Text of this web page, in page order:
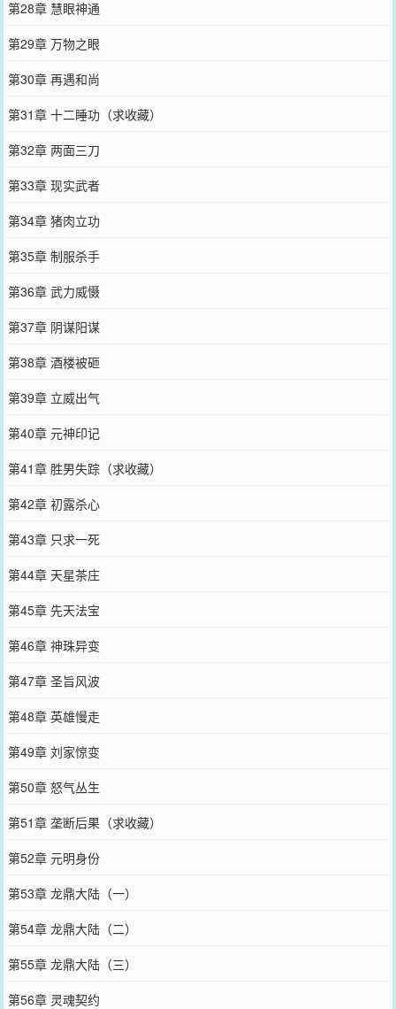
第28章 慧眼神通
第29章 万物之眼
第30章 再遇和尚
第31章 十二睡功（求收藏）
第32章 两面三刀
第33章 现实武者
第34章 猪肉立功
第35章 制服杀手
第36章 武力威慑
第37章 阴谋阳谋
第38章 酒楼被砸
第39章 立威出气
第40章 元神印记
第41章 胜男失踪（求收藏）
第42章 初露杀心
第43章 只求一死
第44章 天星茶庄
第45章 先天法宝
第46章 神珠异变
第47章 圣旨风波
第48章 英雄慢走
第49章 刘家惊变
第50章 怒气丛生
第51章 垄断后果（求收藏）
第52章 元明身份
第53章 龙鼎大陆（一）
第54章 龙鼎大陆（二）
第55章 龙鼎大陆（三）
第56章 灵魂契约